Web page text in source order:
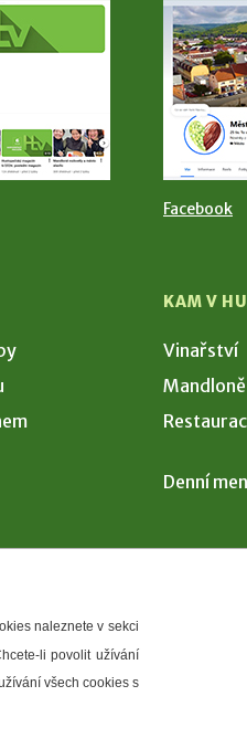
Facebook
KAM V
Vinařství
Mandloně
Denní
naleznete v sekci
li povolit užívání
všech cookies s